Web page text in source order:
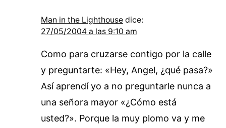
Man in the Lighthouse dice:
27/05/2004 a las 9:10 am
Como para cruzarse contigo por la calle
y preguntarte: «Hey, Angel, ¿qué pasa?»
Así aprendí yo a no preguntarle nunca a
una señora mayor «¿Cómo está
usted?». Porque la muy plomo va y me